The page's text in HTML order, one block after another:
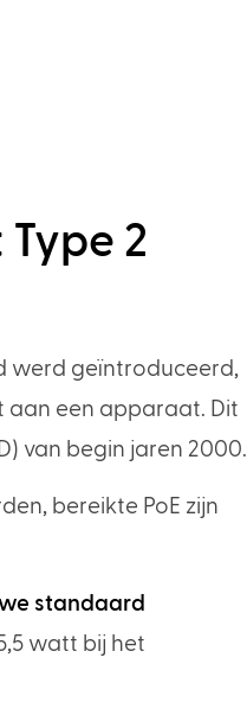
2
werd geïntroduceerd,
aan een apparaat. Dit
van begin jaren 2000.
bereikte PoE zijn
standaard
watt bij het